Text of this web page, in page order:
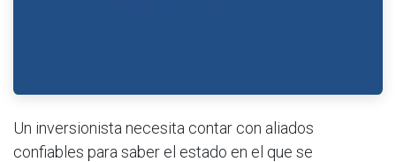
Un inversionista necesita contar con aliados
confiables para saber el estado en el que se